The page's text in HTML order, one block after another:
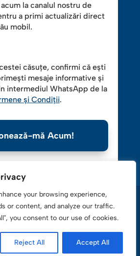
your browsing experience,
or content, and analyze our traffic.
you consent to our use of cookies.
Reject All Accept All
la canalul nostru de
a primi actualizări direct
mobil.
căsuțe, confirmi că ești
mesaje informative și
intermediul WhatsApp de la
și Condiții.
mă Acum!
Toate drepturile rezervate.